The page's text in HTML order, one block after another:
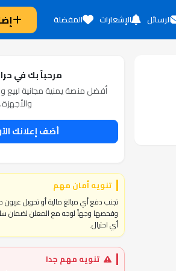
الرسائل الإشعارات المفضلة
مرحباً بك في
أفضل منصة يمنية مجانية لبيع
والأجهزة.
أضف إعلانك
تنويه أمان مهم
تجنب دفع أي مبالغ مالية أو تحويل
وفحصها وجهاً لوجه مع المعلن لضمان
أي احتيال.
تنويه مهم جدا